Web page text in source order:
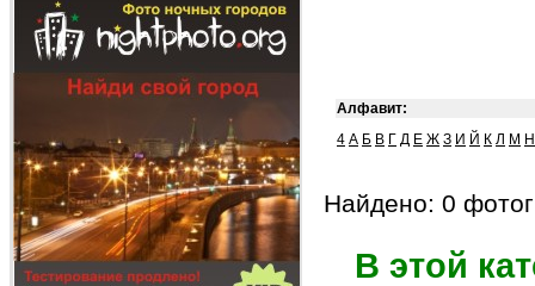
Алфавит:
4 А Б В Г Д Е Ж З И Й К Л М Н
Найдено: 0
В этой